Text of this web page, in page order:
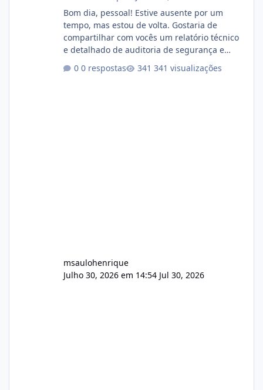
Bom dia, pessoal! Estive ausente por um
tempo, mas estou de volta. Gostaria de
compartilhar com vocês um relatório técnico
e detalhado de auditoria de segurança e
atualmente em circulação e comercialização
0 respostas 341 visualizações
msaulohenrique
Julho 30, 2026 em 14:54 Jul 30, 2026